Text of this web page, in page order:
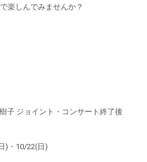
楽しんでみませんか？
子 ジョイント・コンサート終了後
)・10/22(日)